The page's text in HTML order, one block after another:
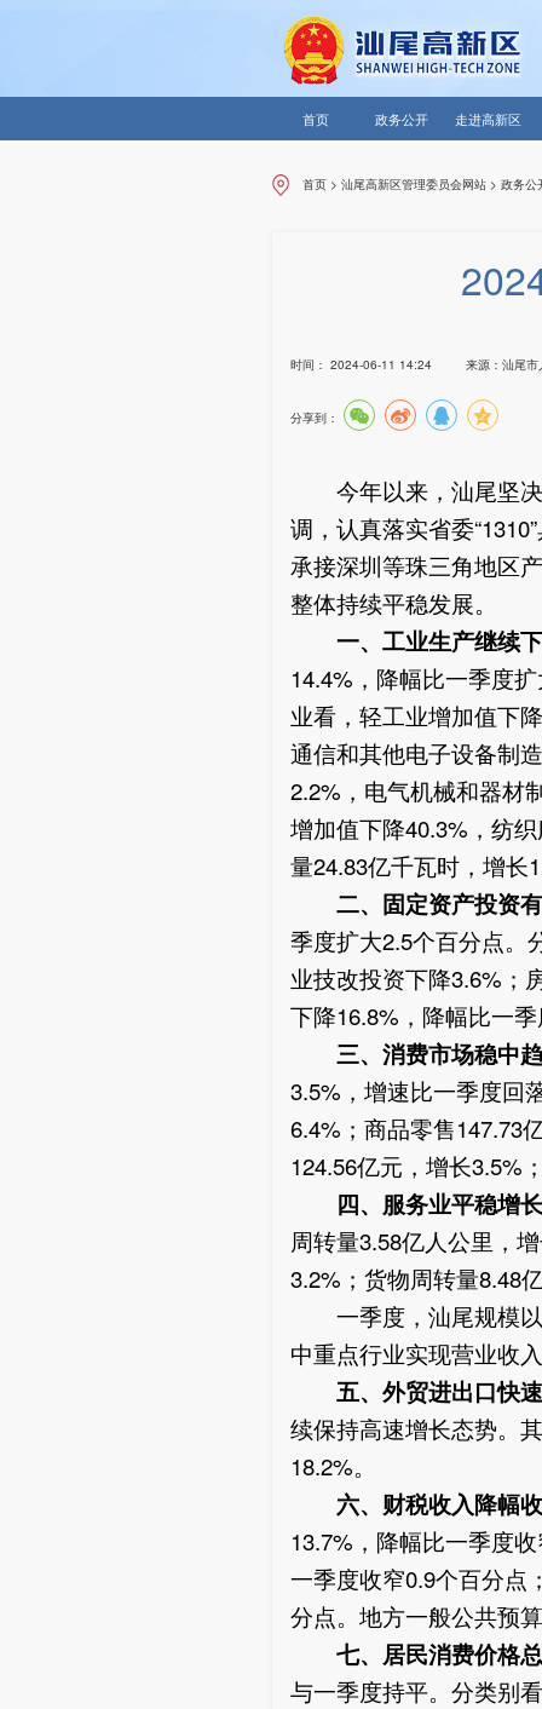
首页 政务公开 走进高新区
首页 >汕尾高新区管理委员会网站 >政务公
时间： 2024-06-11 14:24 来源： 汕尾市
分享到：
今年以来，汕尾坚决
调，认真落实省委
承接深圳等珠三角地区
整体持续平稳发展。
一、工业生产继续
14.4%，降幅比一季度
业看，轻工业增加值下
通信和其他电子设备制
2.2%，电气机械和器材
增加值下降40.3%，纺
量24.83亿千瓦时，增长
二、固定资产投资
季度扩大2.5个百分点。
业技改投资下降3.6%；
下降16.8%，降幅比一
三、消费市场稳中
3.5%，增速比一季度回
6.4%；商品零售147.73
124.56亿元，增长3.5%
四、服务业平稳增
周转量3.58亿人公里，
3.2%；货物周转量8.48
一季度，汕尾规模以
中重点行业实现营业收
五、外贸进出口快
续保持高速增长态势。
18.2%。
六、财税收入降幅
13.7%，降幅比一季度
一季度收窄0.9个百分点
分点。地方一般公共预
七、居民消费价格
与一季度持平。分类别